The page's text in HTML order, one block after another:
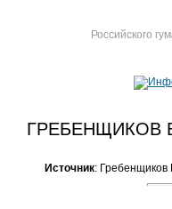
Российского
ГРЕБЕНЩИКОВ
Источник: Гребенщиков